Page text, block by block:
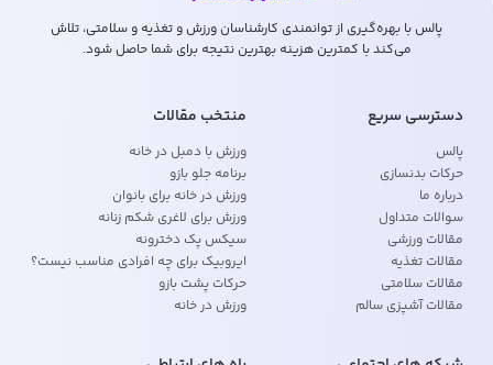
پالس با بهره‌گیری از توانمندی کارشناسان ورزش و تغذیه و سلامتی، تلاش
می‌کند با کمترین هزینه بهترین نتیجه برای شما حاصل شود.
دسترسی سریع
پالس
حرکات بدنسازی
درباره ما
سوالات متداول
مقالات ورزشی
مقالات تغذیه
مقالات سلامتی
مقالات آشپزی سالم
منتخب مقالات
ورزش با دمبل در خانه
برنامه جلو بازو
ورزش در خانه برای بانوان
ورزش برای لاغری شکم زنانه
سیکس پک دخترونه
ایروبیک برای چه افرادی مناسب نیست؟
حرکات پشت بازو
ورزش در خانه